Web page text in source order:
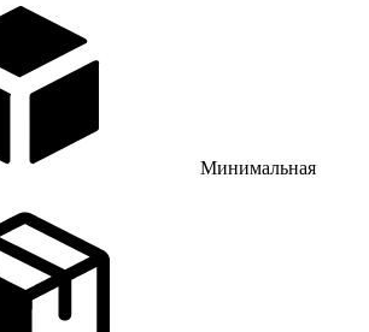
Минимальная